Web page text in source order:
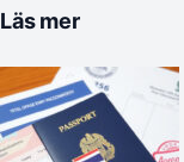
Läs mer